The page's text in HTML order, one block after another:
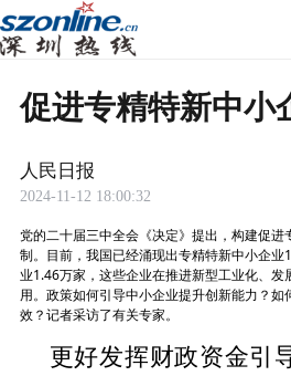
促进专精特新中小
人民日报
2024-11-12 18:00:32
党的二十届三中全会《决定》提出，构建促
制。目前，我国已经涌现出专精特新中小企业
业1.46万家，这些企业在推进新型工业化、发
用。政策如何引导中小企业提升创新能力？
效？记者采访了有关专家。
更好发挥财政资金引